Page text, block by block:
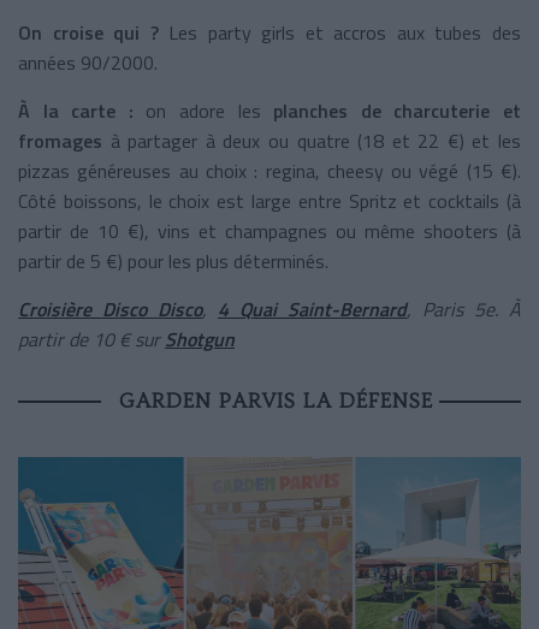
On croise qui ?Les party girls et accros aux tubes des
années 90/2000.
À la carte : on adore les planches de charcuterie et
fromages à partager à deux ou quatre (18 et 22 €) et les
pizzas généreuses au choix : regina, cheesy ou végé (15 €).
Côté boissons, le choix est large entre Spritz et cocktails (à
partir de 10 €), vins et champagnes ou même shooters (à
partir de 5 €) pour les plus déterminés.
Croisière Disco Disco, 4 Quai Saint-Bernard, Paris 5e. À
partir de 10 € surShotgun
GARDEN PARVIS LA DÉFENSE